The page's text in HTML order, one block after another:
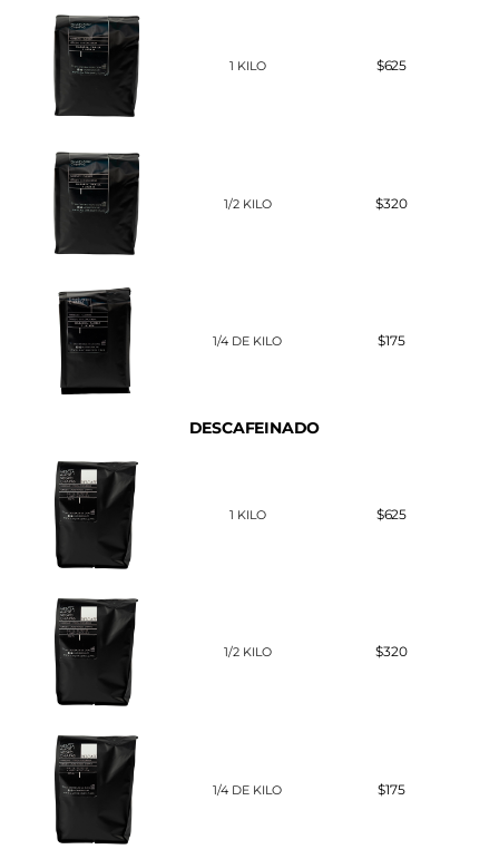
1 KILO $625
1/2 KILO $320
1/4 DE KILO $175
DESCAFEINADO
1 KILO $625
1/2 KILO $320
1/4 DE KILO $175